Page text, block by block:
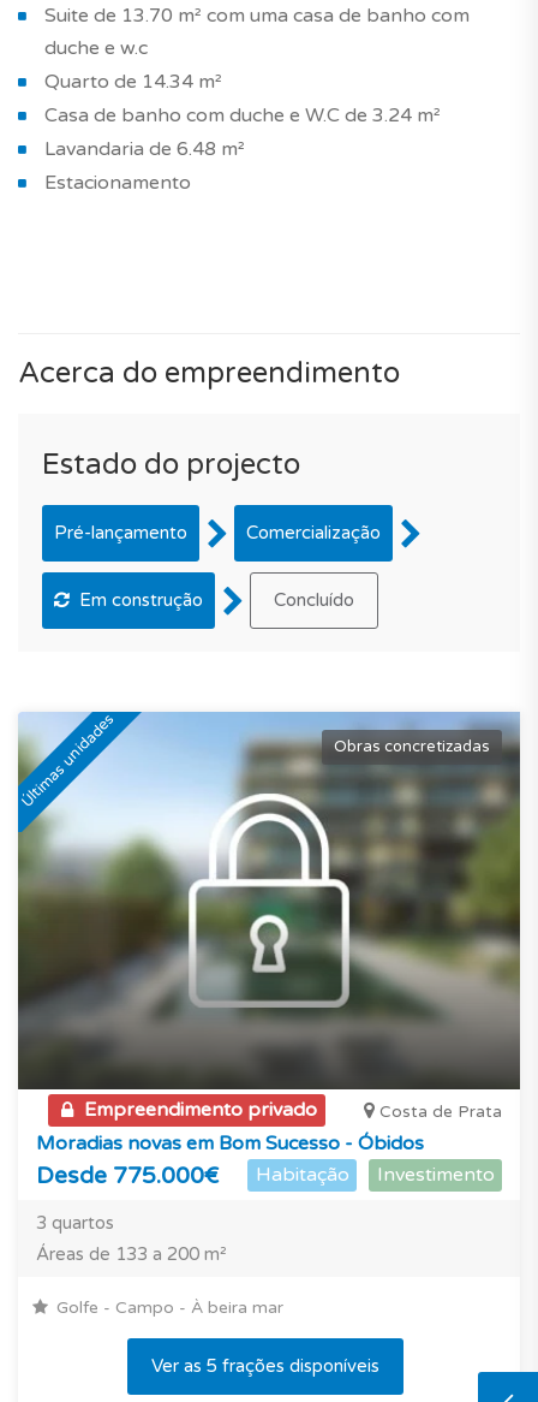
Suite de 13.70 m² com uma casa de banho com
duche e w.c
Quarto de 14.34 m²
Casa de banho com duche e W.C de 3.24 m²
Lavandaria de 6.48 m²
Estacionamento
Acerca do empreendimento
Estado do projecto
Pré-lançamento Comercialização
Em construção Concluído
Últimas unidades Obras concretizadas
Empreendimento privado Costa de Prata
Moradias novas em Bom Sucesso - Óbidos
Desde 775.000€ Habitação Investimento
3 quartos
Áreas de 133 a 200 m²
Golfe - Campo - À beira mar
Ver as 5 frações disponíveis